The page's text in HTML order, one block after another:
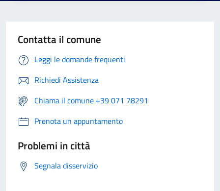
Contatta il comune
Leggi le domande frequenti
Richiedi Assistenza
Chiama il comune +39 071 78291
Prenota un appuntamento
Problemi in città
Segnala disservizio